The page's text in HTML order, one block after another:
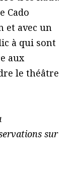
Cado
et avec un
à qui sont
aux
le théâtre
sur